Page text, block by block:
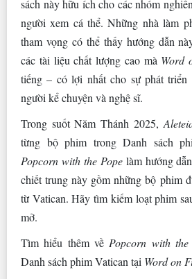
sách này hữu ích cho các nhóm
người xem cá thể. Những nhà làm
tham vọng có thể thấy hướng dẫn
các tài liệu chất lượng cao mà Word
tiếng – có lợi nhất cho sự phát
người kể chuyện và nghệ sĩ.
Trong suốt Năm Thánh 2025,
từng bộ phim trong Danh sách
Popcorn with the Pope làm hướng
chiết trung này gồm những bộ phim
từ Vatican. Hãy tìm kiếm loạt phim
mở.
Tìm hiểu thêm về Popcorn with the
Danh sách phim Vatican tại Word on